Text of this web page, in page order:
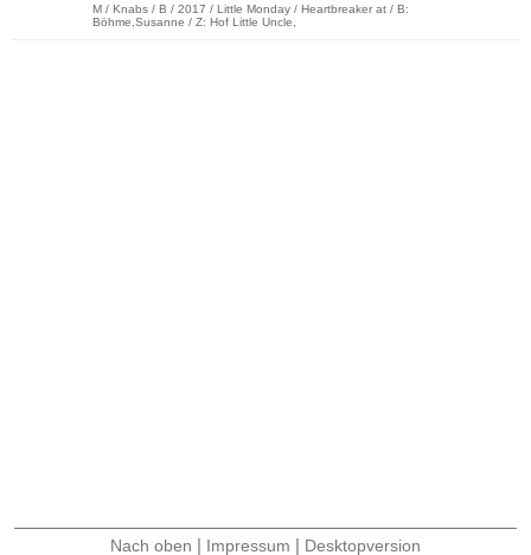
M / Knabs / B / 2017 / Little Monday / Heartbreaker at / B:
Böhme,Susanne / Z: Hof Little Uncle,
Nach oben | Impressum | Desktopversion